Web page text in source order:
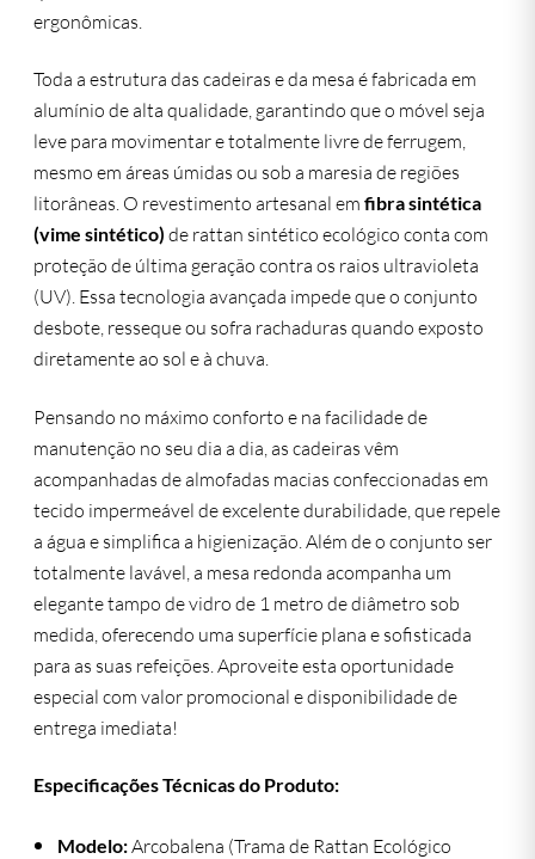
ergonômicas.
Toda a estrutura das cadeiras e da mesa é fabricada em
alumínio de alta qualidade, garantindo que o móvel seja
leve para movimentar e totalmente livre de ferrugem,
mesmo em áreas úmidas ou sob a maresia de regiões
litorâneas. O revestimento artesanal emfibra sintética
(vime sintético) de rattan sintético ecológico conta com
proteção de última geração contra os raios ultravioleta
(UV). Essa tecnologia avançada impede que o conjunto
desbote, resseque ou sofra rachaduras quando exposto
diretamente ao sol e à chuva.
Pensando no máximo conforto e na facilidade de
manutenção no seu dia a dia, as cadeiras vêm
acompanhadas de almofadas macias confeccionadas em
tecido impermeável de excelente durabilidade, que repele
a água e simplifica a higienização. Além de o conjunto ser
totalmente lavável, a mesa redonda acompanha um
elegante tampo de vidro de 1 metro de diâmetro sob
medida, oferecendo uma superfície plana e sofisticada
para as suas refeições. Aproveite esta oportunidade
especial com valor promocional e disponibilidade de
entrega imediata!
Especificações Técnicas do Produto:
Modelo:Arcobalena (Trama de Rattan Ecológico